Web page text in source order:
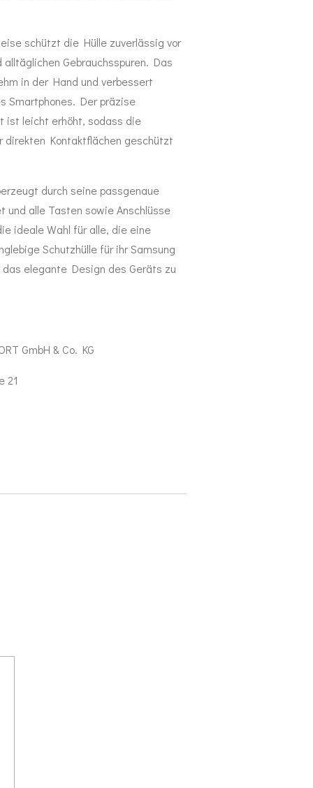
schützt die Hülle zuverlässig vor
Gebrauchsspuren. Das
in der Hand und verbessert
Smartphones. Der präzise
leicht erhöht, sodass die
direkten Kontaktflächen geschützt
durch seine passgenaue
und alle Tasten sowie Anschlüsse
ideale Wahl für alle, die eine
Schutzhülle für ihr Samsung
das elegante Design des Geräts zu
GmbH & Co. KG
21